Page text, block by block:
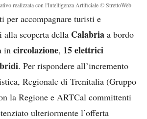
realizzata con l'Intelligenza Artificiale © StrettoWeb
per accompagnare turisti e
scoperta della Calabria a bordo
in circolazione, 15 elettrici
. Per rispondere all’incremento
Regionale di Trenitalia (Gruppo
la Regione e ARTCal committenti
ulteriormente l’offerta